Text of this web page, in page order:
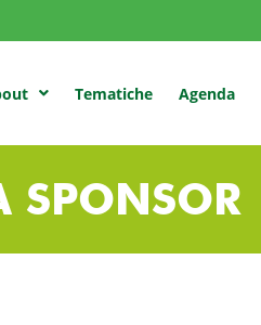
Tematiche Agenda
SPONSOR